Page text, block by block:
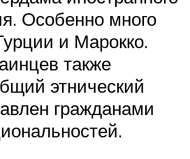
Особенно много
и Марокко.
также
этнический
гражданами